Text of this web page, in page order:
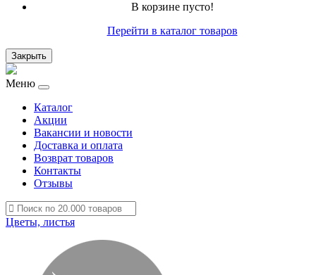
В корзине пусто!
Перейти в каталог товаров
Закрыть
Меню
Каталог
Акции
Вакансии и новости
Доставка и оплата
Возврат товаров
Контакты
Отзывы
Цветы, листья